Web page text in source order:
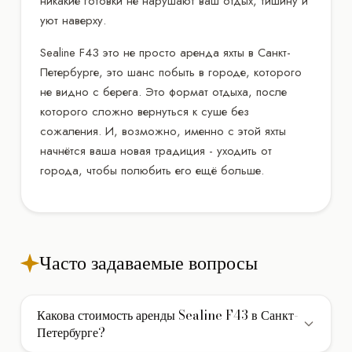
уют наверху.
Sealine F43 это не просто аренда яхты в Санкт-
Петербурге, это шанс побыть в городе, которого
не видно с берега. Это формат отдыха, после
которого сложно вернуться к суше без
сожаления. И, возможно, именно с этой яхты
начнётся ваша новая традиция - уходить от
города, чтобы полюбить его ещё больше.
Часто задаваемые вопросы
Какова стоимость аренды Sealine F43 в Санкт-
Петербурге?